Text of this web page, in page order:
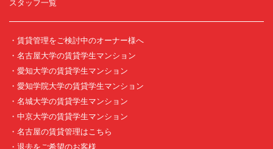
スタッフ一覧
・賃貸管理をご検討中のオーナー様へ
・名古屋大学の賃貸学生マンション
・愛知大学の賃貸学生マンション
・愛知学院大学の賃貸学生マンション
・名城大学の賃貸学生マンション
・中京大学の賃貸学生マンション
・名古屋の賃貸管理はこちら
・退去をご希望のお客様